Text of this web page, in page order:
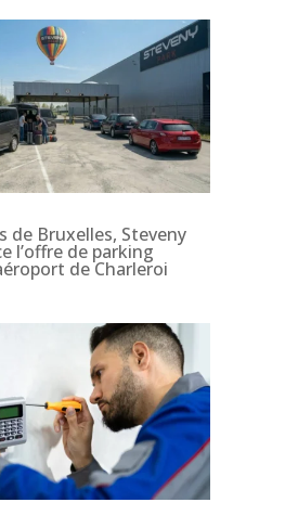
de Bruxelles, Steveny
l’offre de parking
de Charleroi